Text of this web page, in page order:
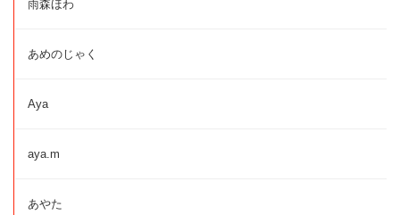
雨森ほわ
あめのじゃく
Aya
aya.m
あやた